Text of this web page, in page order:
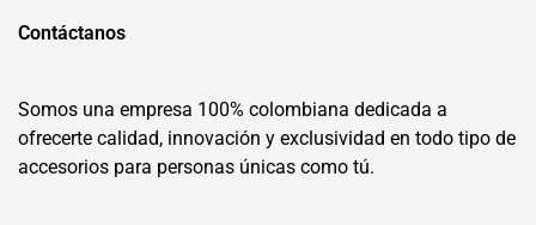
Contáctanos
Somos una empresa 100% colombiana dedicada a
ofrecerte calidad, innovación y exclusividad en todo tipo de
accesorios para personas únicas como tú.